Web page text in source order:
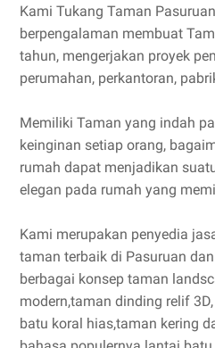
Kami Tukang Taman
berpengalaman membuat
tahun, mengerjakan proyek
perumahan, perkantoran,
Memiliki Taman yang indah
keinginan setiap orang,
rumah dapat menjadikan
elegan pada rumah yang
Kami merupakan penyedia
taman terbaik di Pasuruan
berbagai konsep taman
modern,taman dinding relif
batu koral hias,taman kering